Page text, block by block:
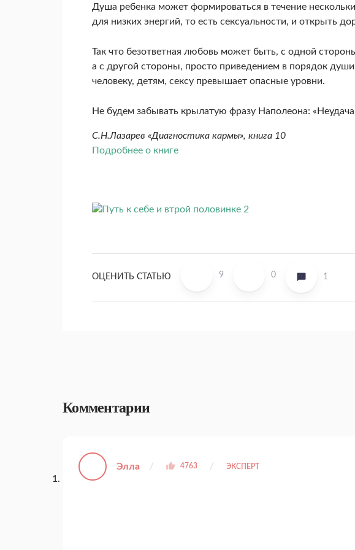
Душа ребенка может формироваться в течение
для низких энергий, то есть сексуаль­ности, и открыть
Так что безответная любовь может быть, с одной
а с другой стороны, просто приведением в порядок
человеку, детям, сексу превышает опасные уровни.
Не будем забывать крылатую фразу Наполеона:
С.Н.Лазарев «Диагностика кармы», книга 10
Подробнее о книге
ОЦЕНИТЬ СТАТЬЮ 9 0 1
Комментарии
Элла 4763 ЭКСПЕРТ